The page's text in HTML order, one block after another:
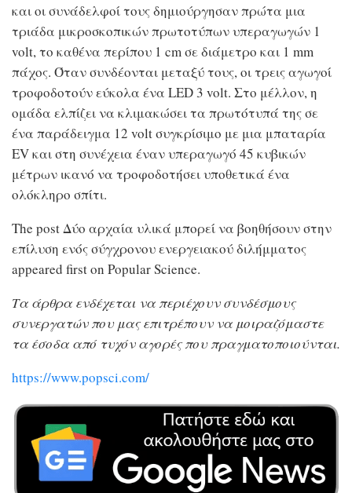
και οι συνάδελφοί τους δημιούργησαν πρώτα μια
τριάδα μικροσκοπικών πρωτοτύπων υπεραγωγών 1
volt, το καθένα περίπου 1 cm σε διάμετρο και 1 mm
πάχος. Όταν συνδέονται μεταξύ τους, οι τρεις αγωγοί
τροφοδοτούν εύκολα ένα LED 3 volt. Στο μέλλον, η
ομάδα ελπίζει να κλιμακώσει τα πρωτότυπά της σε
ένα παράδειγμα 12 volt συγκρίσιμο με μια μπαταρία
EV και στη συνέχεια έναν υπεραγωγό 45 κυβικών
μέτρων ικανό να τροφοδοτήσει υποθετικά ένα
ολόκληρο σπίτι.
The post Δύο αρχαία υλικά μπορεί να βοηθήσουν στην
επίλυση ενός σύγχρονου ενεργειακού διλήμματος
appeared first on Popular Science.
Τα άρθρα ενδέχεται να περιέχουν συνδέσμους
συνεργατών που μας επιτρέπουν να μοιραζόμαστε
τα έσοδα από τυχόν αγορές που πραγματοποιούνται.
https://www.popsci.com/